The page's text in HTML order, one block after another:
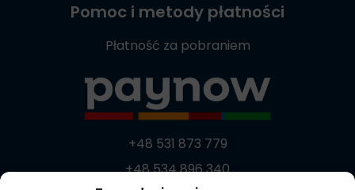
Pomoc i metody płatności
Płatność za pobraniem
+48 531 873 779
+48 534 896 340